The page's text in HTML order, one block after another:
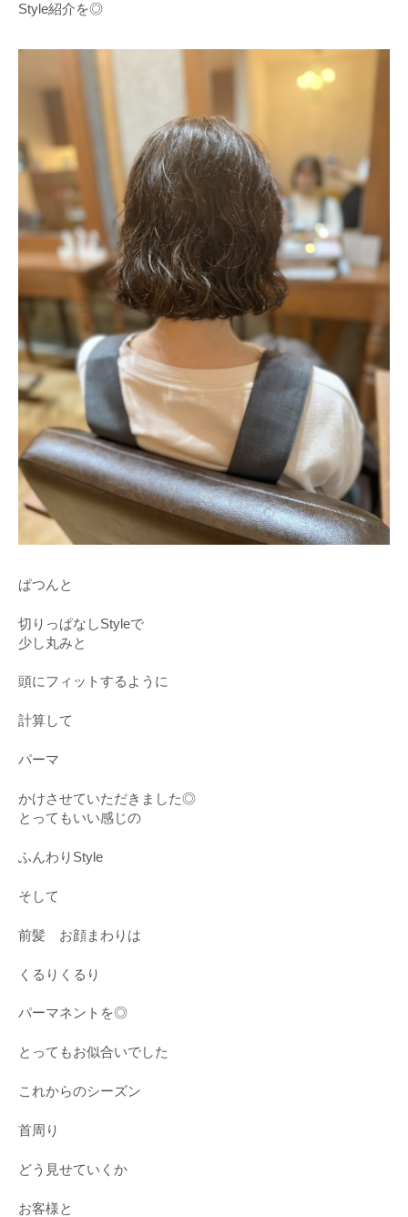
Style紹介を◎
ぱつんと
切りっぱなしStyleで
少し丸みと
頭にフィットするように
計算して
パーマ
かけさせていただきました◎
とってもいい感じの
ふんわりStyle
そして
前髪 お顔まわりは
くるりくるり
パーマネントを◎
とってもお似合いでした
これからのシーズン
首周り
どう見せていくか
お客様と